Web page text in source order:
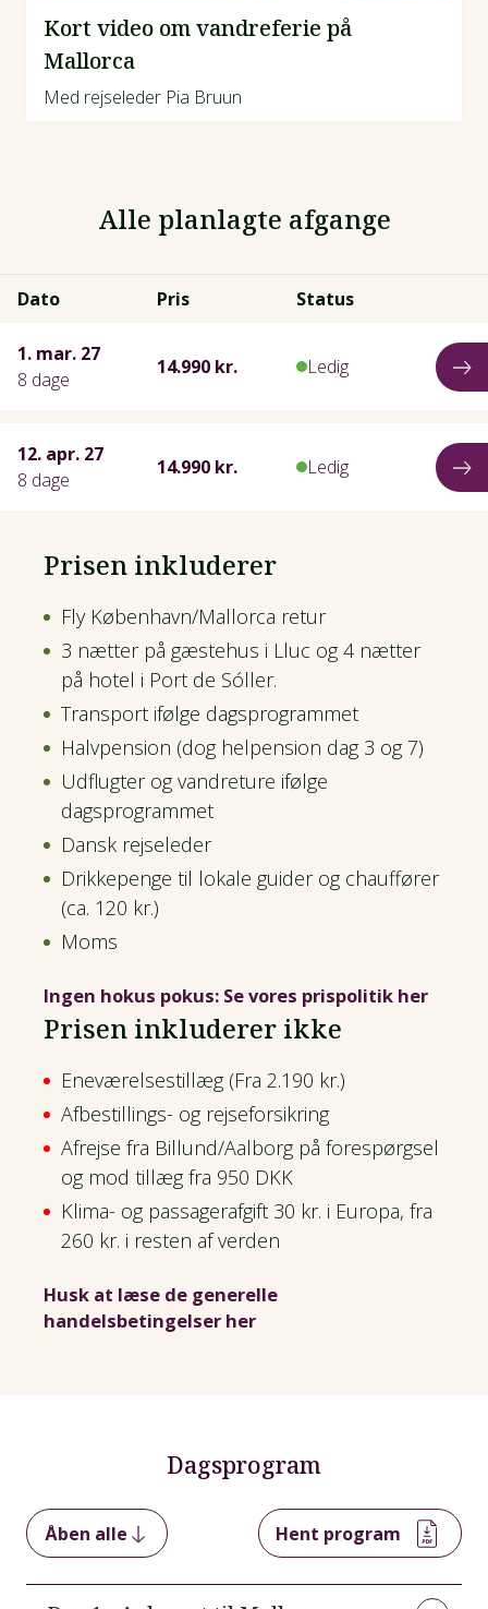
Kort video om vandreferie på
Mallorca
Med rejseleder Pia Bruun
Alle planlagte afgange
Dato Pris Status
1. mar. 27
8 dage
14.990 kr. Ledig
12. apr. 27
8 dage
14.990 kr. Ledig
Prisen inkluderer
Fly København/Mallorca retur
3 nætter på gæstehus i Lluc og 4 nætter
på hotel i Port de Sóller.
Transport ifølge dagsprogrammet
Halvpension (dog helpension dag 3 og 7)
Udflugter og vandreture ifølge
dagsprogrammet
Dansk rejseleder
Drikkepenge til lokale guider og chauffører
(ca. 120 kr.)
Moms
Ingen hokus pokus: Se vores prispolitik her
Prisen inkluderer ikke
Eneværelsestillæg (Fra 2.190 kr.)
Afbestillings- og rejseforsikring
Afrejse fra Billund/Aalborg på forespørgsel
og mod tillæg fra 950 DKK
Klima- og passagerafgift 30 kr. i Europa, fra
260 kr. i resten af verden
Husk at læse de generelle
handelsbetingelser her
Dagsprogram
Åben alle Hent program